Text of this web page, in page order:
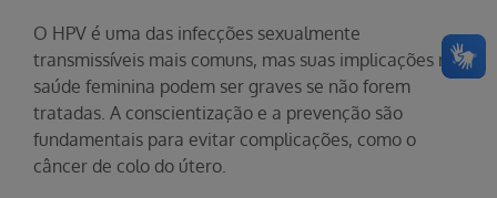
O HPV é uma das infecções sexualmente
transmissíveis mais comuns, mas suas implicações na
saúde feminina podem ser graves se não forem
tratadas. A conscientização e a prevenção são
fundamentais para evitar complicações, como o
câncer de colo do útero.